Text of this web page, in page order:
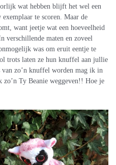
wat hebben blijft het wel een
te scoren. Maar de
want jeetje wat een hoeveelheid
verschillende maten en zoveel
was om eruit eentje te
trots laten ze hun knuffel aan jullie
zo’n knuffel worden mag ik in
zo’n Ty Beanie weggeven!! Hoe je